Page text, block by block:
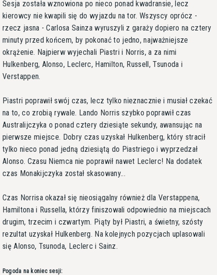
Sesja została wznowiona po nieco ponad kwadransie, lecz
kierowcy nie kwapili się do wyjazdu na tor. Wszyscy oprócz -
rzecz jasna - Carlosa Sainza wyruszyli z garaży dopiero na cztery
minuty przed końcem, by pokonać to jedno, najważniejsze
okrążenie. Najpierw wyjechali Piastri i Norris, a za nimi
Hulkenberg, Alonso, Leclerc, Hamilton, Russell, Tsunoda i
Verstappen.
Piastri poprawił swój czas, lecz tylko nieznacznie i musiał czekać
na to, co zrobią rywale. Lando Norris szybko poprawił czas
Australijczyka o ponad cztery dziesiąte sekundy, awansując na
pierwsze miejsce. Dobry czas uzyskał Hulkenberg, który stracił
tylko nieco ponad jedną dziesiątą do Piastriego i wyprzedzał
Alonso. Czasu Niemca nie poprawił nawet Leclerc! Na dodatek
czas Monakijczyka został skasowany...
Czas Norrisa okazał się nieosiągalny również dla Verstappena,
Hamiltona i Russella, którzy finiszowali odpowiednio na miejscach
drugim, trzecim i czwartym. Piąty był Piastri, a świetny, szósty
rezultat uzyskał Hulkenberg. Na kolejnych pozycjach uplasowali
się Alonso, Tsunoda, Leclerc i Sainz.
Pogoda na koniec sesji: